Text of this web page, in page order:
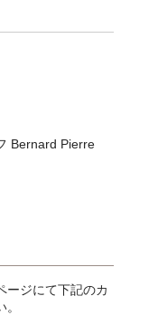
Bernard Pierre
ージにて下記のカ